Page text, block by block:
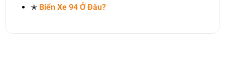
✭ Biển Xe 94 Ở Đâu?